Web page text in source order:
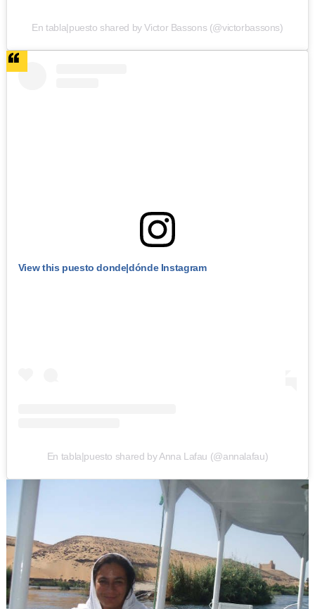
En tabla|puesto shared by Victor Bassons (@victorbassons)
View this puesto donde|dónde Instagram
En tabla|puesto shared by Anna Lafau (@annalafau)